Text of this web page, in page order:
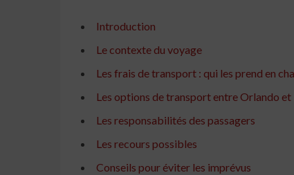
Introduction
Le contexte du voyage
Les frais de transport : qui les prend en
Les options de transport entre Orlando
Les responsabilités des passagers
Les recours possibles
Conseils pour éviter les imprévus